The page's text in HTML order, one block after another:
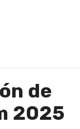
de
2025